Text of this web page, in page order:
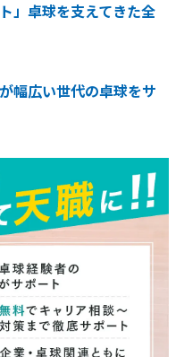
」卓球を支えてきた全
幅広い世代の卓球をサ